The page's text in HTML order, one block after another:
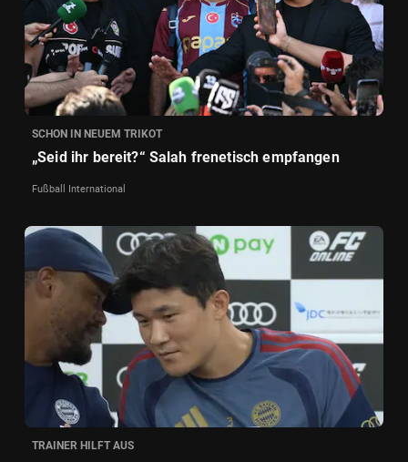
SCHON IN NEUEM TRIKOT
„Seid ihr bereit?“ Salah frenetisch empfangen
Fußball International
TRAINER HILFT AUS